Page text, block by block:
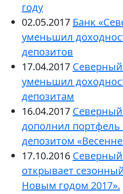
году
02.05.2017 Банк
уменьшил
депозитов
17.04.2017
уменьшил
депозитам
16.04.2017
дополнил
депозитом
17.10.2016
открывает
Новым годом 2017».